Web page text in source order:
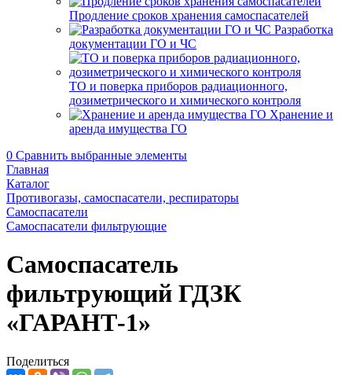
Продление сроков хранения самоспасателей
Разработка
документации ГО и ЧС
ТО и поверка приборов радиационного,
дозиметрического и химического контроля
Хранение и
аренда имущества ГО
0 Сравнить выбранные элементы
Главная
Каталог
Противогазы, самоспасатели, респираторы
Самоспасатели
Самоспасатели фильтрующие
Самоспасатель
фильтрующий ГДЗК
«ГАРАНТ-1»
Поделиться